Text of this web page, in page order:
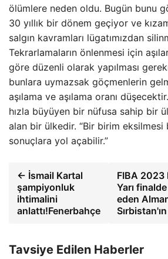
ölümlere neden oldu. Bugün bunu
30 yıllık bir dönem geçiyor ve
salgın kavramları lügatımızdan
Tekrarlamaların önlenmesi için
göre düzenli olarak yapılması
bunlara uymazsak göçmenlerin
aşılama ve aşılama oranı
hızla büyüyen bir nüfusa sahip bir
alan bir ülkedir. “Bir birim eksilmesi
sonuçlara yol açabilir.”
← İsmail Kartal
şampiyonluk
ihtimalini
anlattı!Fenerbahçe
FIBA 2023
Yarı
eden
Tavsiye Edilen Haberler